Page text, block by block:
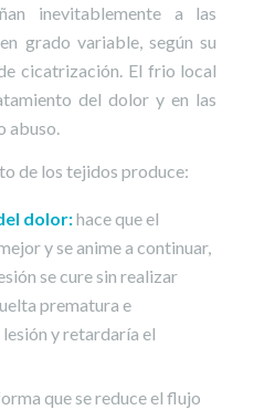
inevitablemente a las
grado variable, según su
cicatrización. El frio local
del dolor y en las
abuso.
de los tejidos produce:
dolor:hace que el
y se anime a continuar,
se cure sin realizar
prematura e
y retardaría el
que se reduce el flujo